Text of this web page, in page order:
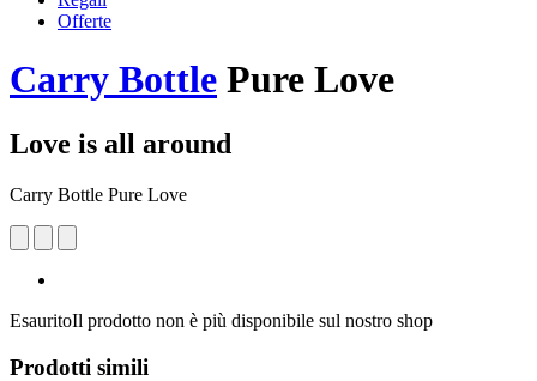
Offerte
Carry Bottle Pure Love
Love is all around
Carry Bottle Pure Love
EsauritoIl prodotto non è più disponibile sul nostro shop
Prodotti simili